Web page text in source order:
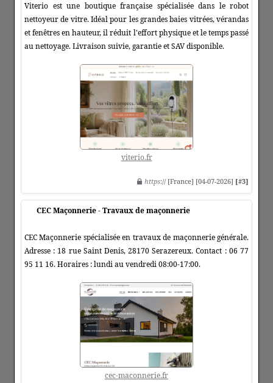
Viterio est une boutique française spécialisée dans le robot
nettoyeur de vitre. Idéal pour les grandes baies vitrées, vérandas
et fenêtres en hauteur, il réduit l'effort physique et le temps passé
au nettoyage. Livraison suivie, garantie et SAV disponible.
viterio.fr
https:// [France] [04-07-2026] [#3]
CEC Maçonnerie - Travaux de maçonnerie
CEC Maçonnerie spécialisée en travaux de maçonnerie générale.
Adresse : 18 rue Saint Denis, 28170 Serazereux. Contact : 06 77
95 11 16. Horaires : lundi au vendredi 08:00-17:00.
cec-maconnerie.fr